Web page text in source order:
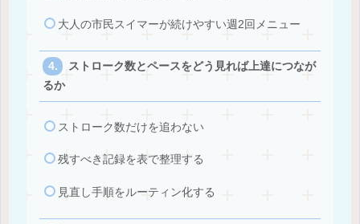
大人の市民スイマーが続けやすい週2回メニュー
ストローク数とペースをどう見れば上達につなが
るか
ストローク数だけを追わない
残すべき記録を表で整理する
見直し手順をルーティン化する